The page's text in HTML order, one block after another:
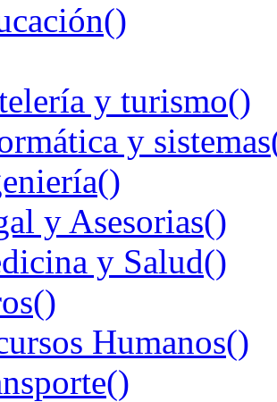
()
y turismo()
y sistemas
()
y Asesorias()
y Salud()
()
Humanos()
()